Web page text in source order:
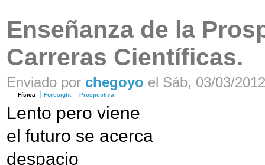
Enseñanza de la
Carreras Científicas.
Enviado por chegoyo el Sáb, 03/03/
Física Foresight Prospectiva
Lento pero viene
el futuro se acerca
despacio